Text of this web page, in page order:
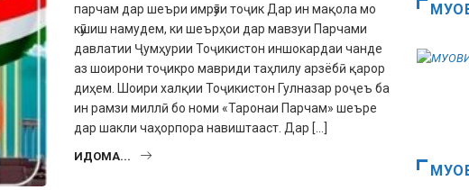
парчам дар шеъри имрӯзи тоҷик Дар ин мақола мо
кӯшиш намудем, ки шеърҳои дар мавзуи Парчами
давла­тии Ҷумҳурии Тоҷикистон иншокардаи чанде
аз шоирони тоҷикро мавриди таҳлилу арзёбӣ қарор
диҳем. Шоири халқии Тоҷикистон Гулназар роҷеъ ба
ин рамзи миллӣ бо номи «Таронаи Парчам» шеъре
дар шакли чаҳорпора навиштааст. Дар […]
ИДОМА...